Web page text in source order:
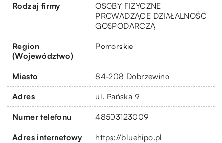
Rodzaj firmy
OSOBY FIZYCZNE
PROWADZĄCE DZIAŁALNOŚĆ
GOSPODARCZĄ
Region
(Województwo)
Pomorskie
Miasto 84-208 Dobrzewino
Adres ul. Pańska 9
Numer telefonu 48503123009
Adres internetowy https://bluehipo.pl